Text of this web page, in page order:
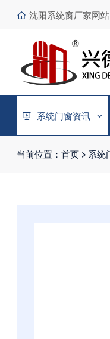
沈阳系统窗厂家网站
系统门窗资讯
当前位置： 首页 > 系统